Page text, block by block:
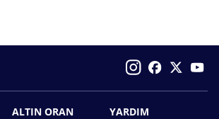
ALTIN ORAN
YARDIM